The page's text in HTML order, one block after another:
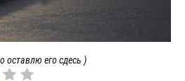
оставлю его сдесь )